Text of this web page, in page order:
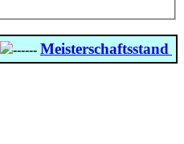
------Meisterschaftsstand